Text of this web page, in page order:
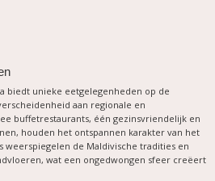
biedt unieke eetgelegenheden op de
aan regionale en
buffetrestaurants, één gezinsvriendelijk en
houden het ontspannen karakter van het
weerspiegelen de Maldivische tradities en
wat een ongedwongen sfeer creëert